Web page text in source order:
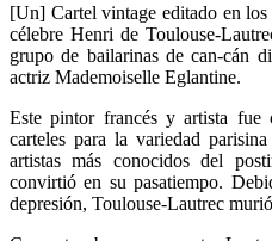
[Un] Cartel vintage editado en
célebre Henri de Toulouse-
grupo de bailarinas de can-cán
actriz Mademoiselle Eglantine.
Este pintor francés y artista fue
carteles para la variedad
artistas más conocidos del
convirtió en su pasatiempo.
depresión, Toulouse-Lautrec